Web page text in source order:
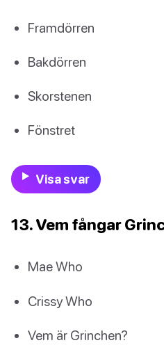
Framdörren
Bakdörren
Skorstenen
Fönstret
Visa svar
13. Vem fångar
Mae Who
Crissy Who
Vem är Grinchen?